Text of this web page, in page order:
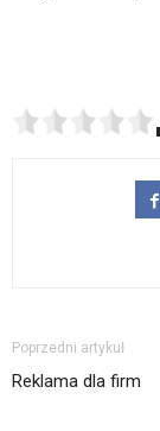
Poprzedni artykuł
Reklama dla firm